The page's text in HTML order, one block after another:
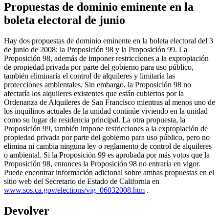
Propuestas de dominio eminente en la
boleta electoral de junio
Hay dos propuestas de dominio eminente en la boleta electoral del 3
de junio de 2008: la Proposición 98 y la Proposición 99. La
Proposición 98, además de imponer restricciones a la expropiación
de propiedad privada por parte del gobierno para uso público,
también eliminaría el control de alquileres y limitaría las
protecciones ambientales. Sin embargo, la Proposición 98 no
afectaría los alquileres existentes que están cubiertos por la
Ordenanza de Alquileres de San Francisco mientras al menos uno de
los inquilinos actuales de la unidad continúe viviendo en la unidad
como su lugar de residencia principal. La otra propuesta, la
Proposición 99, también impone restricciones a la expropiación de
propiedad privada por parte del gobierno para uso público, pero no
elimina ni cambia ninguna ley o reglamento de control de alquileres
o ambiental. Si la Proposición 99 es aprobada por más votos que la
Proposición 98, entonces la Proposición 98 no entraría en vigor.
Puede encontrar información adicional sobre ambas propuestas en el
sitio web del Secretario de Estado de California en
www.sos.ca.gov/elections/vig_06032008.htm .
Devolver